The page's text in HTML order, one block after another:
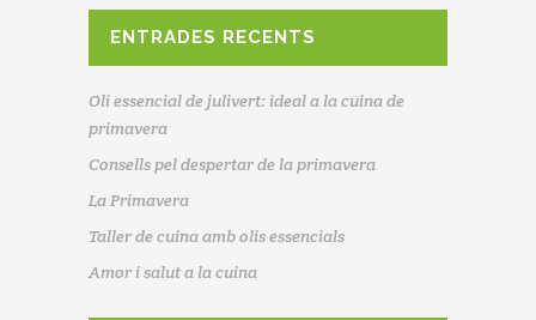
ENTRADES RECENTS
Oli essencial de julivert: ideal a la cuina de
primavera
Consells pel despertar de la primavera
La Primavera
Taller de cuina amb olis essencials
Amor i salut a la cuina